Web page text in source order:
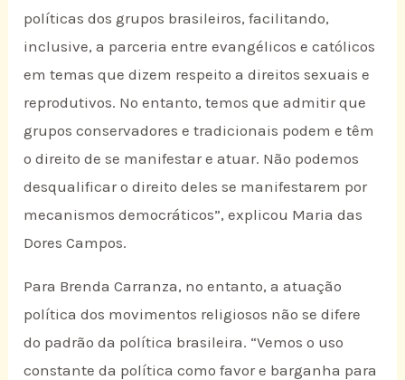
políticas dos grupos brasileiros, facilitando,
inclusive, a parceria entre evangélicos e católicos
em temas que dizem respeito a direitos sexuais e
reprodutivos. No entanto, temos que admitir que
grupos conservadores e tradicionais podem e têm
o direito de se manifestar e atuar. Não podemos
desqualificar o direito deles se manifestarem por
mecanismos democráticos”, explicou Maria das
Dores Campos.
Para Brenda Carranza, no entanto, a atuação
política dos movimentos religiosos não se difere
do padrão da política brasileira. “Vemos o uso
constante da política como favor e barganha para